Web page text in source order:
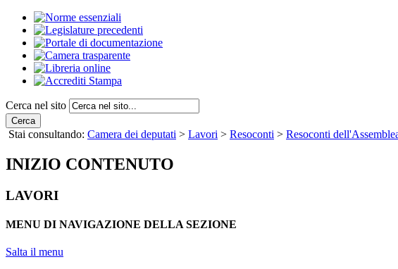
Cerca nel sito
Cerca
Stai consultando: Camera dei deputati > Lavori > Resoconti > Resoconti
INIZIO CONTENUTO
LAVORI
MENU DI NAVIGAZIONE DELLA SEZIONE
Salta il menu